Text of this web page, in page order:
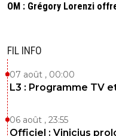
OM : Grégory Lorenzi
FIL INFO
07 août , 00:00
L3 : Programme TV
06 août , 23:55
Officiel : Vinicius